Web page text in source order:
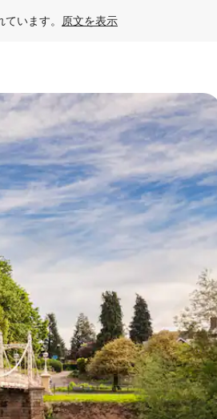
います。 原文を表示
して検索結果を確認することができま